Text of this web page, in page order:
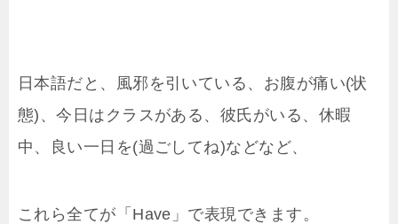
日本語だと、風邪を引いている、お腹が痛い(状
態)、今日はクラスがある、彼氏がいる、休暇
中、良い一日を(過ごしてね)などなど、
これら全てが「Have」で表現できます。